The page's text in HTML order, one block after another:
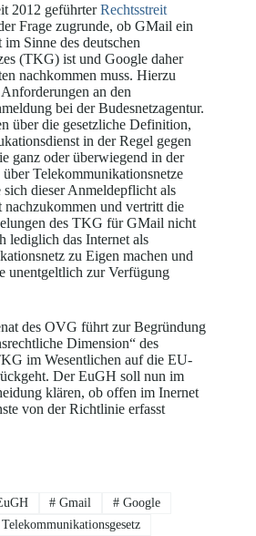
2012 geführterRechtsstreit
Frage zugrunde, ob GMail ein
Sinne des deutschen
(TKG) ist und Google daher
nachkommen muss. Hierzu
an den
bei der Budesnetzagentur.
über die gesetzliche Definition,
in der Regel gegen
ganz oder überwiegend in der
Telekommunikationsnetze
dieser Anmeldepflicht als
und vertritt die
des TKG für GMail nicht
lediglich das Internet als
zu Eigen machen und
unentgeltlich zur Verfügung
des OVG führt zur Begründung
Dimension“ des
im Wesentlichen auf die EU-
Der EuGH soll nun im
klären, ob offen im Inernet
von der Richtlinie erfasst
# Gmail # Google